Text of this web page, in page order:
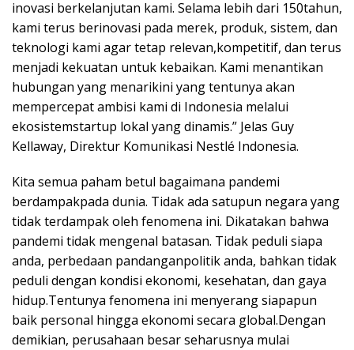
inovasi berkelanjutan kami. Selama lebih dari 150tahun,
kami terus berinovasi pada merek, produk, sistem, dan
teknologi kami agar tetap relevan,kompetitif, dan terus
menjadi kekuatan untuk kebaikan. Kami menantikan
hubungan yang menarikini yang tentunya akan
mempercepat ambisi kami di Indonesia melalui
ekosistemstartup lokal yang dinamis.” Jelas Guy
Kellaway, Direktur Komunikasi Nestlé Indonesia.
Kita semua paham betul bagaimana pandemi
berdampakpada dunia. Tidak ada satupun negara yang
tidak terdampak oleh fenomena ini. Dikatakan bahwa
pandemi tidak mengenal batasan. Tidak peduli siapa
anda, perbedaan pandanganpolitik anda, bahkan tidak
peduli dengan kondisi ekonomi, kesehatan, dan gaya
hidup.Tentunya fenomena ini menyerang siapapun
baik personal hingga ekonomi secara global.Dengan
demikian, perusahaan besar seharusnya mulai